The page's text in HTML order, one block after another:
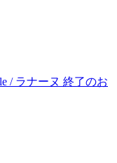
/ ラナーヌ 終了のお